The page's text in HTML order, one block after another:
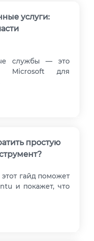
услуги:
службы — это
Microsoft для
простую
гайд поможет
и покажет, что